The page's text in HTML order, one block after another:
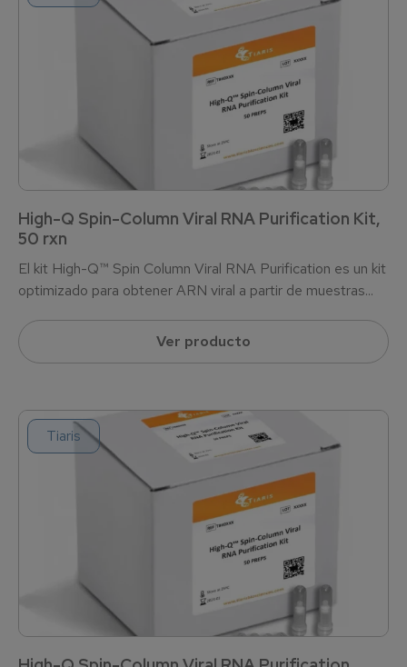
High-Q Spin-Column Viral RNA Purification Kit,
50 rxn
El kit High-Q™ Spin Column Viral RNA Purification es un kit
optimizado para obtener ARN viral a partir de muestras...
Ver producto
Tiaris